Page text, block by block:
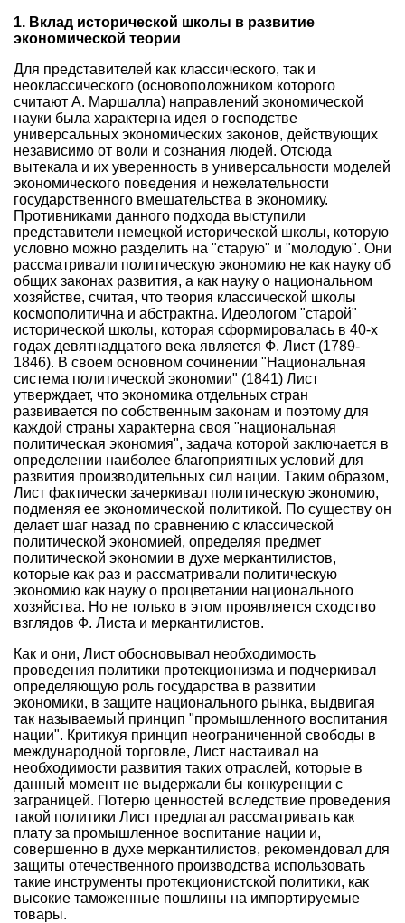
1. Вклад исторической школы в развитие
экономической теории
Для представителей как классического, так и
неоклассического (основоположником которого
считают А. Маршалла) направлений экономической
науки была характерна идея о господстве
универсальных экономических законов, действующих
независимо от воли и сознания людей. Отсюда
вытекала и их уверенность в универсальности моделей
экономического поведения и нежелательности
государственного вмешательства в экономику.
Противниками данного подхода выступили
представители немецкой исторической школы, которую
условно можно разделить на "старую" и "молодую". Они
рассматривали политическую экономию не как науку об
общих законах развития, а как науку о национальном
хозяйстве, считая, что теория классической школы
космополитична и абстрактна. Идеологом "старой"
исторической школы, которая сформировалась в 40-х
годах девятнадцатого века является Ф. Лист (1789-
1846). В своем основном сочинении "Национальная
система политической экономии" (1841) Лист
утверждает, что экономика отдельных стран
развивается по собственным законам и поэтому для
каждой страны характерна своя "национальная
политическая экономия", задача которой заключается в
определении наиболее благоприятных условий для
развития производительных сил нации. Таким образом,
Лист фактически зачеркивал политическую экономию,
подменяя ее экономической политикой. По существу он
делает шаг назад по сравнению с классической
политической экономией, определяя предмет
политической экономии в духе меркантилистов,
которые как раз и рассматривали политическую
экономию как науку о процветании национального
хозяйства. Но не только в этом проявляется сходство
взглядов Ф. Листа и меркантилистов.
Как и они, Лист обосновывал необходимость
проведения политики протекционизма и подчеркивал
определяющую роль государства в развитии
экономики, в защите национального рынка, выдвигая
так называемый принцип "промышленного воспитания
нации". Критикуя принцип неограниченной свободы в
международной торговле, Лист настаивал на
необходимости развития таких отраслей, которые в
данный момент не выдержали бы конкуренции с
заграницей. Потерю ценностей вследствие проведения
такой политики Лист предлагал рассматривать как
плату за промышленное воспитание нации и,
совершенно в духе меркантилистов, рекомендовал для
защиты отечественного производства использовать
такие инструменты протекционистской политики, как
высокие таможенные пошлины на импортируемые
товары.